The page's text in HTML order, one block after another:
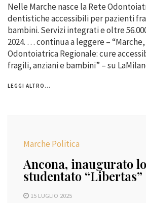
Nelle Marche nasce la Rete
dentistiche accessibili per pazienti
bambini. Servizi integrati e oltre
2024. … continua a leggere –
Odontoiatrica Regionale: cure
fragili, anziani e bambini” – su
LEGGI ALTRO...
Marche Politica
Ancona, inaugurato lo
studentato “Libertas”
15 LUGLIO 2025